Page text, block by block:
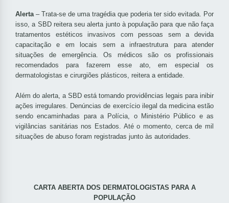
Alerta– Trata-se de uma tragédia que poderia ter sido evitada. Por
isso, a SBD reitera seu alerta junto à população para que não faça
tratamentos estéticos invasivos com pessoas sem a devida
capacitação e em locais sem a infraestrutura para atender
situações de emergência. Os médicos são os profissionais
recomendados para fazerem esse ato, em especial os
dermatologistas e cirurgiões plásticos, reitera a entidade.
Além do alerta, a SBD está tomando providências legais para inibir
ações irregulares. Denúncias de exercício ilegal da medicina estão
sendo encaminhadas para a Polícia, o Ministério Público e as
vigilâncias sanitárias nos Estados. Até o momento, cerca de mil
situações de abuso foram registradas junto às autoridades.
CARTA ABERTA DOS DERMATOLOGISTAS PARA A
POPULAÇÃO